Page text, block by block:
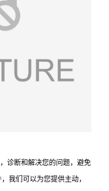
诊断和解决您的问题，避免
我们可以为您提供主动，